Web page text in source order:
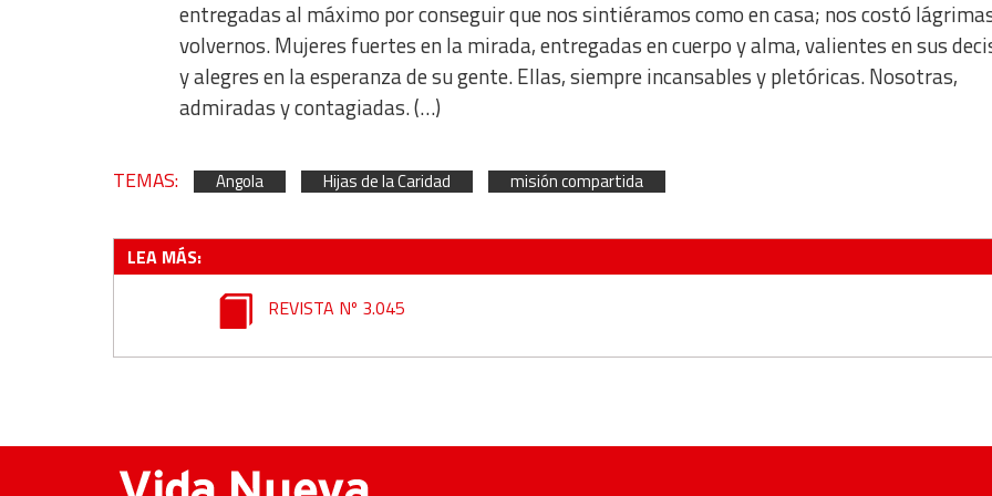
entregadas al máximo por conseguir que nos sintiéramos como en casa; nos costó
volvernos. Mujeres fuertes en la mirada, entregadas en cuerpo y alma, valientes en sus
y alegres en la esperanza de su gente. Ellas, siempre incansables y pletóricas. Nosotras,
admiradas y contagiadas. (…)
TEMAS: Angola Hijas de la Caridad misión compartida
LEA MÁS:
REVISTA Nº 3.045
Advertising